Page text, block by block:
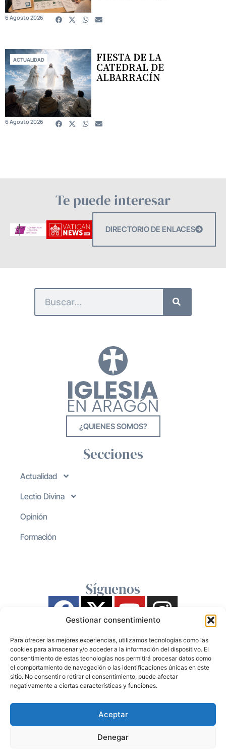
Gestionar consentimiento
Para ofrecer las mejores experiencias, utilizamos tecnologías como las
cookies para almacenar y/o acceder a la información del dispositivo. El
consentimiento de estas tecnologías nos permitirá procesar datos como
el comportamiento de navegación o las identificaciones únicas en este
sitio. No consentir o retirar el consentimiento, puede afectar
negativamente a ciertas características y funciones.
Aceptar
Denegar
6 Agosto 2026
ACTUALIDAD FIESTA DE LA
CATEDRAL DE
ALBARRACÍN
6 Agosto 2026
Te puede interesar
DIRECTORIO DE ENLACES
¿QUIENES SOMOS?
Secciones
Actualidad
Lectio Divina
Opinión
Formación
Síguenos